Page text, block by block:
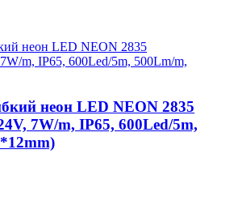
неон LED NEON 2835
7W/m, IP65, 600Led/5m,